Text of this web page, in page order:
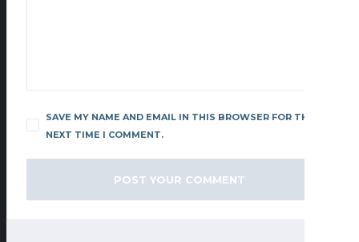
SAVE MY NAME AND EMAIL IN THIS BROWSER FOR THE
NEXT TIME I COMMENT.